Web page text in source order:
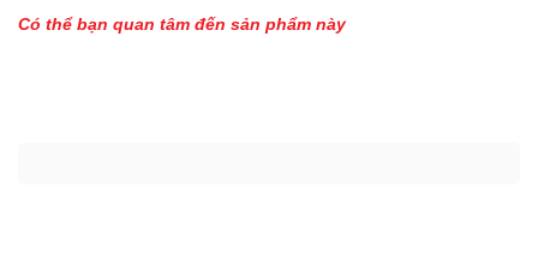
Có thể bạn quan tâm đến sản phẩm này